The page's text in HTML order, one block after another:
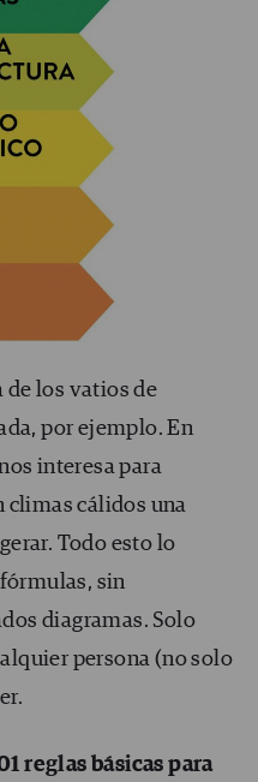
los vatios de
por ejemplo. En
interesa para
climas cálidos una
Todo esto lo
sin
diagramas. Solo
persona (no solo
reglas básicas para